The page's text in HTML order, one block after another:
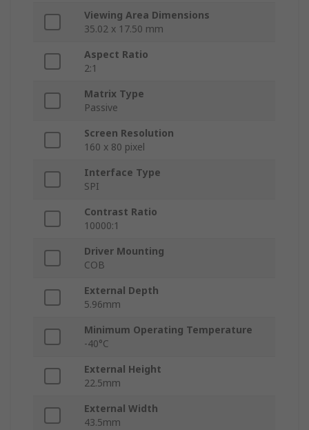
Viewing Area Dimensions
35.02 x 17.50 mm
Aspect Ratio
2:1
Matrix Type
Passive
Screen Resolution
160 x 80 pixel
Interface Type
SPI
Contrast Ratio
10000:1
Driver Mounting
COB
External Depth
5.96mm
Minimum Operating Temperature
-40°C
External Height
22.5mm
External Width
43.5mm